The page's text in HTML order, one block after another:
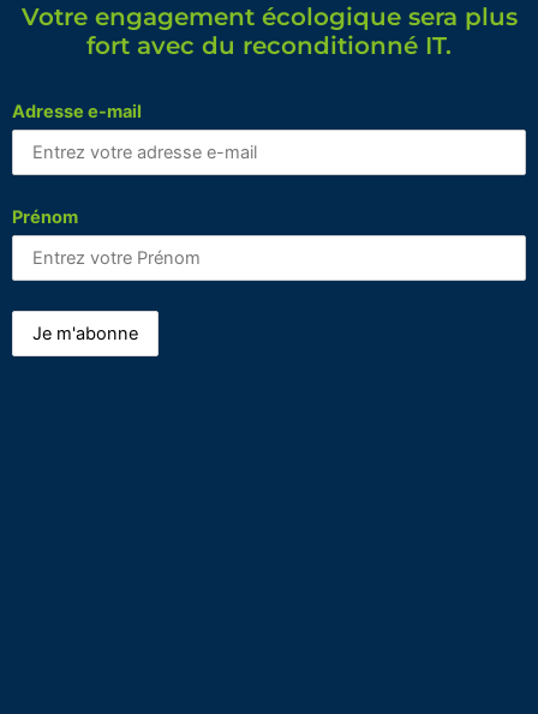
Votre engagement écologique sera plus
fort avec du reconditionné IT.
Adresse e-mail
Prénom